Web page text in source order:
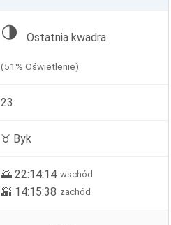
🌗 Ostatnia kwadra
(51% Oświetlenie)
23
♉ Byk
🌅 22:14:14 wschód
🌇 14:15:38 zachód